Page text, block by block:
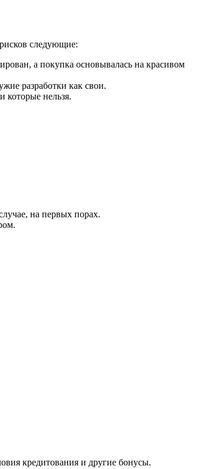
следующие:
а покупка основывалась на красивом
разработки как свои.
которые нельзя.
на первых порах.
кредитования и другие бонусы.